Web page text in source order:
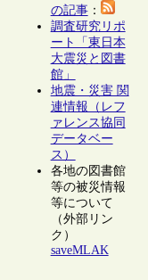
の記事：
調査研究リポ
ート「東日本
大震災と図書
館」
地震・災害 関
連情報（レフ
ァレンス協同
データベー
ス）
各地の図書館
等の被災情報
等について
（外部リン
ク）
saveMLAK